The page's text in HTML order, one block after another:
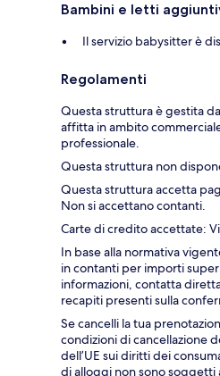
Bambini e letti
Il servizio babysitter è
Regolamenti
Questa struttura è gestita
affitta in ambito
professionale.
Questa struttura non
Questa struttura accetta
Non si accettano contanti.
Carte di credito accettate:
In base alla normativa
in contanti per importi
informazioni, contatta
recapiti presenti sulla
Se cancelli la tua
condizioni di cancellazione
dell’UE sui diritti dei
di alloggi non sono soggetti